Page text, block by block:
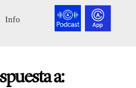
a: